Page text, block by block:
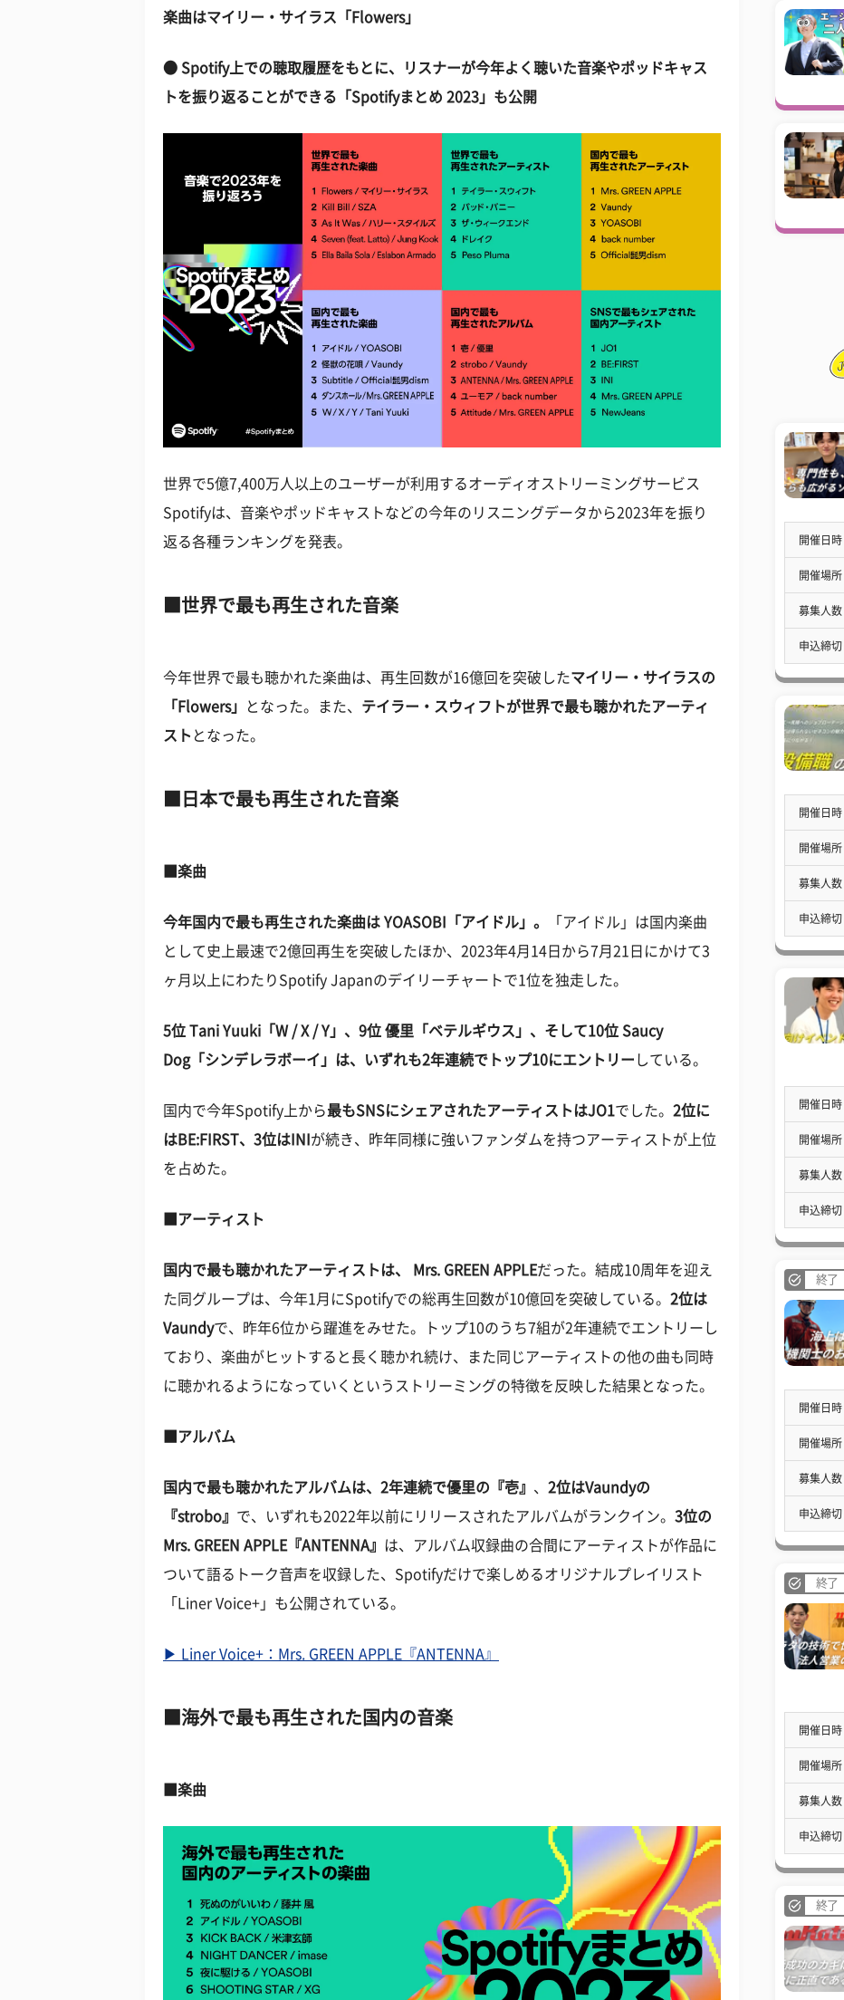
楽曲はマイリー・サイラス「Flowers」
● Spotify上での聴取履歴をもとに、リスナーが今年よく聴いた音楽やポッドキャス
トを振り返ることができる「Spotifyまとめ 2023」も公開
世界で5億7,400万人以上のユーザーが利用するオーディオストリーミングサービス
Spotifyは、音楽やポッドキャストなどの今年のリスニングデータから2023年を振り
返る各種ランキングを発表。
世界で最も再生された音楽
今年世界で最も聴かれた楽曲は、再生回数が16億回を突破したマイリー・サイラスの
「Flowers」
となった。また、 テイラー・スウィフトが世界で最も聴かれたアーティ
スト となった。
日本で最も再生された音楽
■楽曲
今年国内で最も再生された楽曲は YOASOBI「アイドル」 。
「アイドル」は国内楽曲
として史上最速で2億回再生を突破したほか、2023年4月14日から7月21日にかけて3
ヶ月以上にわたりSpotify Japanのデイリーチャートで1位を独走した。
5位 Tani Yuuki「W / X / Y」、9位 優里「ベテルギウス」、そして10位 Saucy
Dog「シンデレラボーイ」は、いずれも2年連続でトップ10にエントリー している。
国内で今年Spotify上から最もSNSにシェアされたアーティストはJO1 でした。 2位に
はBE:FIRST、3位はINIが続き、昨年同様に強いファンダムを持つアーティストが上位
を占めた。
■アーティスト
国内で最も聴かれたアーティストは、 Mrs. GREEN APPLEだった。結成10周年を迎え
た同グループは、今年1月にSpotifyでの総再生回数が10億回を突破している。 2位は
Vaundyで、昨年6位から躍進をみせた。トップ10のうち7組が2年連続でエントリーし
ており、楽曲がヒットすると長く聴かれ続け、また同じアーティストの他の曲も同時
に聴かれるようになっていくというストリーミングの特徴を反映した結果となった。
■アルバム
国内で最も聴かれたアルバムは、2年連続で優里の『壱』 、 2位はVaundyの
『strobo』 で、いずれも2022年以前にリリースされたアルバムがランクイン。 3位の
Mrs. GREEN APPLE『ANTENNA』 は、アルバム収録曲の合間にアーティストが作品に
ついて語るトーク音声を収録した、Spotifyだけで楽しめるオリジナルプレイリスト
「Liner Voice+」も公開されている。
▶ Liner Voice+：Mrs. GREEN APPLE『ANTENNA』
海外で最も再生された国内の音楽
■楽曲
開催日時
開催場所
募集人数
申込締切
開催日時
開催場所
募集人数
申込締切
開催日時
開催場所
募集人数
申込締切
終了
開催日時
開催場所
募集人数
申込締切
終了
開催日時
開催場所
募集人数
申込締切
終了